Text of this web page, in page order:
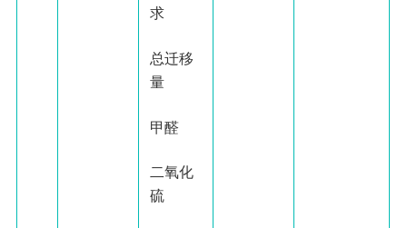
求
总迁移
量
甲醛
二氧化
硫